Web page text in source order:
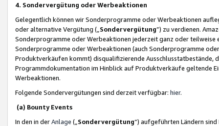
4. Sondervergütung oder Werbeaktionen
Gelegentlich können wir Sonderprogramme oder Werbeaktionen
oder alternative Vergütung („ Sondervergütung”) zu verdienen.
Sonderprogramme oder Werbeaktionen jederzeit ganz oder
Sonderprogramme oder Werbeaktionen (auch Sonderprogramme
Produktverkäufen kommt) disqualifizierende Ausschlusstatbestände,
Programmdokumentation im Hinblick auf Produktverkäufe geltende
Werbeaktionen.
Folgende Sondervergütungen sind derzeit verfügbar: hier.
(a) Bounty Events
In den in derAnlage („ Sondervergütung“) aufgeführten Ländern